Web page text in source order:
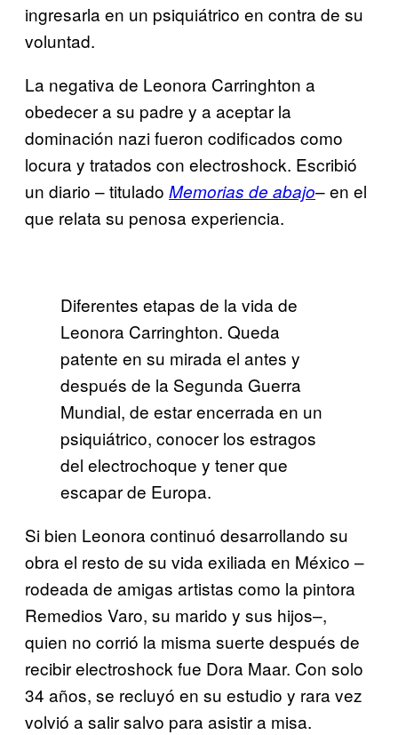
ingresarla en un psiquiátrico en contra de su
voluntad.
La negativa de Leonora Carringhton a
obedecer a su padre y a aceptar la
dominación nazi fueron codificados como
locura y tratados con electroshock. Escribió
un diario – titulado Memorias de abajo– en el
que relata su penosa experiencia.
Diferentes etapas de la vida de
Leonora Carringhton. Queda
patente en su mirada el antes y
después de la Segunda Guerra
Mundial, de estar encerrada en un
psiquiátrico, conocer los estragos
del electrochoque y tener que
escapar de Europa.
Si bien Leonora continuó desarrollando su
obra el resto de su vida exiliada en México –
rodeada de amigas artistas como la pintora
Remedios Varo, su marido y sus hijos–,
quien no corrió la misma suerte después de
recibir electroshock fue Dora Maar. Con solo
34 años, se recluyó en su estudio y rara vez
volvió a salir salvo para asistir a misa.